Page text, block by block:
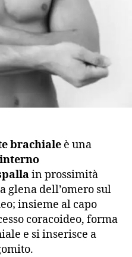
brachiale è una
interno
in prossimità
glena dell’omero sul
insieme al capo
coracoideo, forma
e si inserisce a